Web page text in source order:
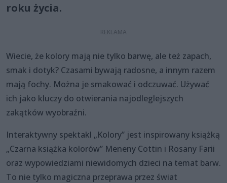
roku życia.
Wiecie, że kolory mają nie tylko barwę, ale też zapach,
smak i dotyk? Czasami bywają radosne, a innym razem
mają fochy. Można je smakować i odczuwać. Używać
ich jako kluczy do otwierania najodleglejszych
zakątków wyobraźni.
Interaktywny spektakl „Kolory” jest inspirowany książką
„Czarna książka kolorów” Meneny Cottin i Rosany Farii
oraz wypowiedziami niewidomych dzieci na temat barw.
To nie tylko magiczna przeprawa przez świat